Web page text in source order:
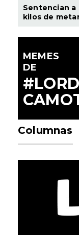
Sentencian a
kilos de
MEMES
DE
#LORD
Columnas